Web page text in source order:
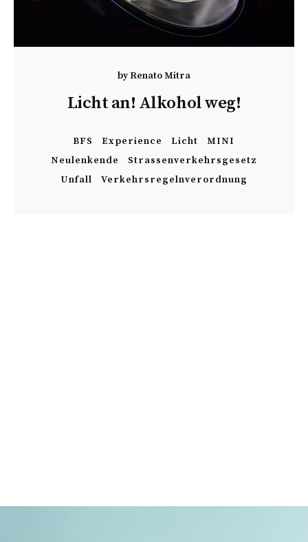
byRenato Mitra
Licht an! Alkohol weg!
BFS Experience Licht
MINI
Neulenkende
Strassenverkehrsgesetz
Unfall
Verkehrsregelnverordnung